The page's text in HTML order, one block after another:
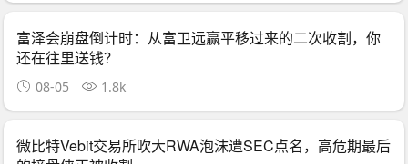
富泽会崩盘倒计时：从富卫远赢平移过来的二次收割，你
还在往里送钱？
08-05 1.8k
微比特Vebit交易所吹大RWA泡沫遭SEC点名，高危期最后